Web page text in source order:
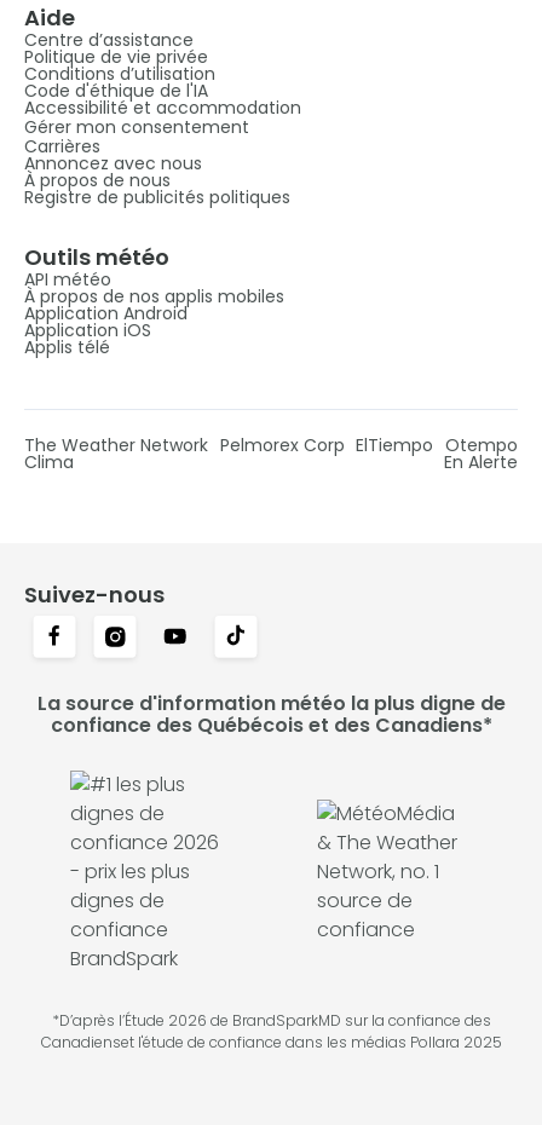
Aide
Centre d’assistance
Politique de vie privée
Conditions d’utilisation
Code d'éthique de l'IA
Accessibilité et accommodation
Gérer mon consentement
Carrières
Annoncez avec nous
À propos de nous
Registre de publicités politiques
Outils météo
API météo
À propos de nos applis mobiles
Application Android
Application iOS
Applis télé
The Weather Network Pelmorex Corp ElTiempo Otempo
Clima En Alerte
Suivez-nous
La source d'information météo la plus digne de
confiance des Québécois et des Canadiens*
*D’après l’Étude 2026 de BrandSparkMD sur la confiance des
Canadienset l'étude de confiance dans les médias Pollara 2025